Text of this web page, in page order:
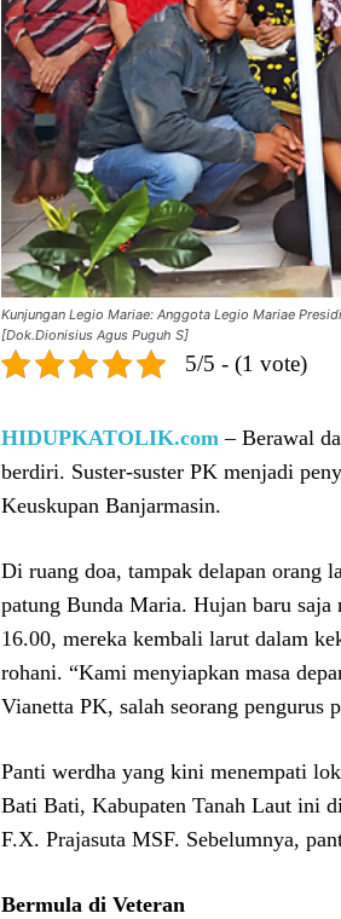
Kunjungan Legio Mariae: Anggota Legio Mariae
[Dok.Dionisius Agus Puguh S]
5/5 - (1 vote)
HIDUPKATOLIK.com – Berawal
berdiri. Suster-suster PK menjadi
Keuskupan Banjarmasin.
Di ruang doa, tampak delapan orang
patung Bunda Maria. Hujan baru
16.00, mereka kembali larut dalam
rohani. “Kami menyiapkan masa
Vianetta PK, salah seorang pengurus
Panti werdha yang kini menempati
Bati Bati, Kabupaten Tanah Laut ini
F.X. Prajasuta MSF. Sebelumnya,
Bermula di Veteran